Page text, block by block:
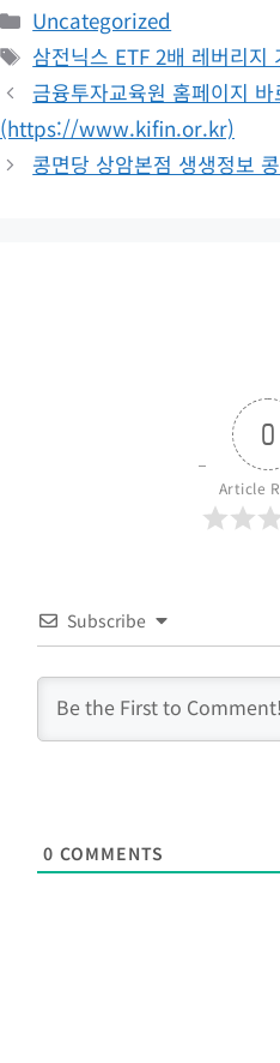
카
테
고
리
Uncategorized
태
그
삼전닉스 ETF 2배 레버리지
금융투자교육원 홈페이지 바
(https://www.kifin.or.kr)
콩면당 상암본점 생생정보
0
Article
Subscribe
0 COMMENTS